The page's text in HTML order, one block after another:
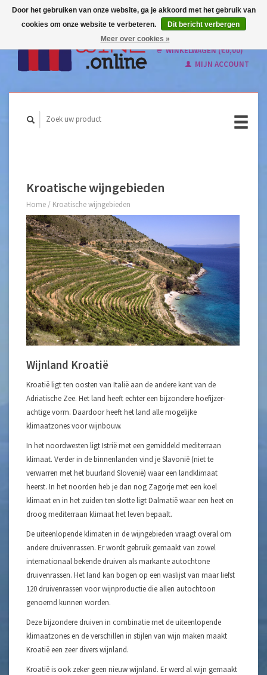
Nederlands
WINKELWAGEN (€0,00)
MIJN ACCOUNT
Kroatische wijngebieden
Home / Kroatische wijngebieden
Wijnland Kroatië
Kroatië ligt ten oosten van Italië aan de andere kant van de
Adriatische Zee. Het land heeft echter een bijzondere hoefijzer-
achtige vorm. Daardoor heeft het land alle mogelijke
klimaatzones voor wijnbouw.
In het noordwesten ligt Istrië met een gemiddeld mediterraan
klimaat. Verder in de binnenlanden vind je Slavonië (niet te
verwarren met het buurland Slovenië) waar een landklimaat
heerst. In het noorden heb je dan nog Zagorje met een koel
klimaat en in het zuiden ten slotte ligt Dalmatië waar een heet en
droog mediterraan klimaat het leven bepaalt.
De uiteenlopende klimaten in de wijngebieden vraagt overal om
andere druivenrassen. Er wordt gebruik gemaakt van zowel
internationaal bekende druiven als markante autochtone
druivenrassen. Het land kan bogen op een waslijst van maar liefst
120 druivenrassen voor wijnproductie die allen autochtoon
genoemd kunnen worden.
Deze bijzondere druiven in combinatie met de uiteenlopende
klimaatzones en de verschillen in stijlen van wijn maken maakt
Kroatië een zeer divers wijnland.
Kroatië is ook zeker geen nieuw wijnland. Er werd al wijn gemaakt
Door het gebruiken van onze website, ga je akkoord met het gebruik van
cookies om onze website te verbeteren.
Dit bericht verbergen
Meer over cookies »